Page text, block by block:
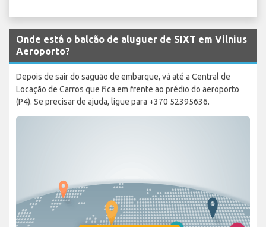
Onde está o balcão de aluguer de SIXT em Vilnius
Aeroporto?
Depois de sair do saguão de embarque, vá até a Central de
Locação de Carros que fica em frente ao prédio do aeroporto
(P4). Se precisar de ajuda, ligue para +370 52395636.